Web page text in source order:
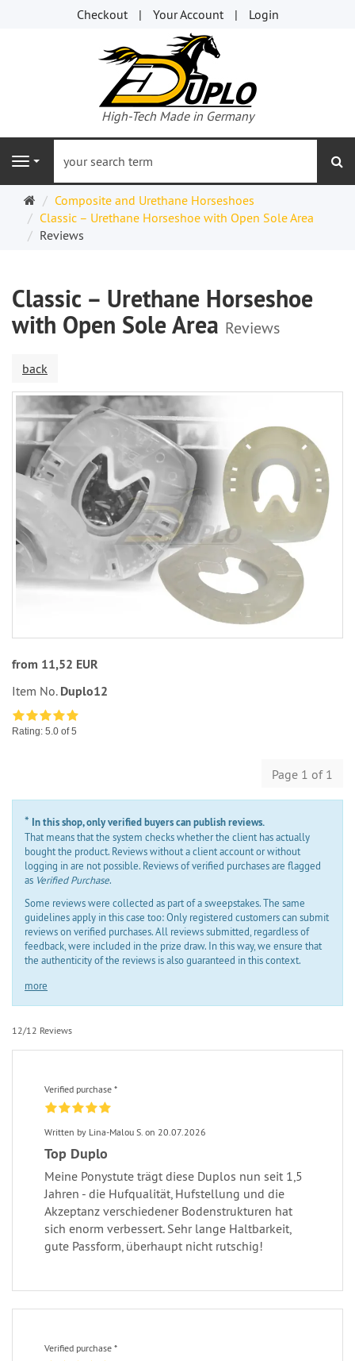
Checkout Your Account Login
High-Tech Made in Germany
Navigation
Welcome
Page
Composite and Urethane Horseshoes
Classic – Urethane Horseshoe with Open Sole Area
Reviews
Classic – Urethane Horseshoe
with Open Sole Area Reviews
back
from 11,52 EUR
Item No. Duplo12
Rating: 5.0 of 5
Page 1 of 1
* In this shop, only verified buyers can publish reviews.
That means that the system checks whether the client has actually
bought the product. Reviews without a client account or without
logging in are not possible. Reviews of verified purchases are flagged
as Verified Purchase.
Some reviews were collected as part of a sweepstakes. The same
guidelines apply in this case too: Only registered customers can submit
reviews on verified purchases. All reviews submitted, regardless of
feedback, were included in the prize draw. In this way, we ensure that
the authenticity of the reviews is also guaranteed in this context.
more
12/12 Reviews
Verified purchase *
Written by Lina-Malou S. on 20.07.2026
Top Duplo
Meine Ponystute trägt diese Duplos nun seit 1,5
Jahren - die Hufqualität, Hufstellung und die
Akzeptanz verschiedener Bodenstrukturen hat
sich enorm verbessert. Sehr lange Haltbarkeit,
gute Passform, überhaupt nicht rutschig!
Verified purchase *